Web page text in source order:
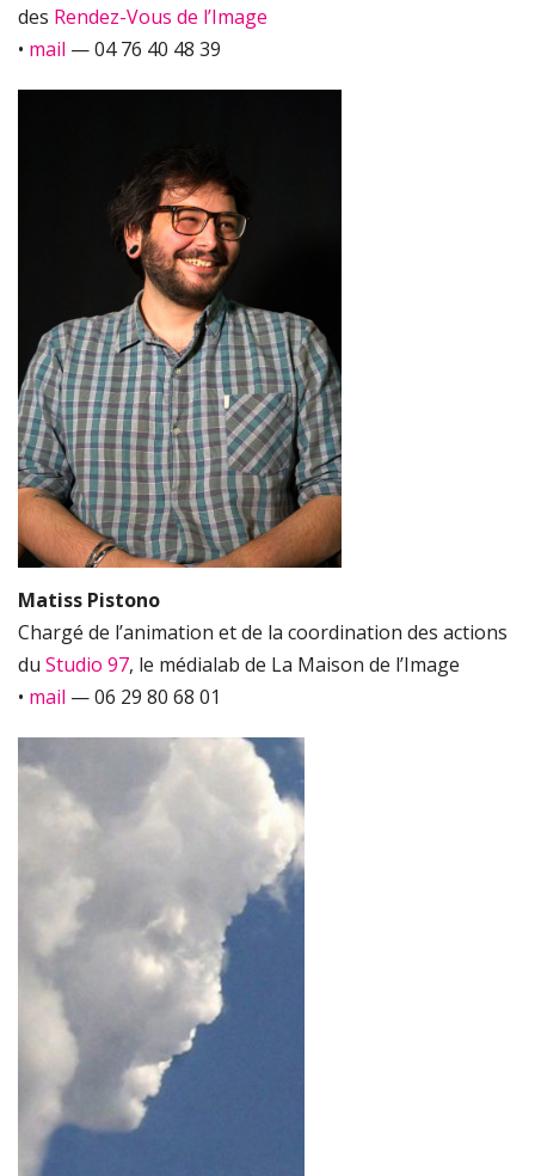
des Rendez-Vous de l’Image
• mail — 04 76 40 48 39
Matiss Pistono
Chargé de l’animation et de la coordination des actions
du Studio 97, le médialab de La Maison de l’Image
• mail — 06 29 80 68 01